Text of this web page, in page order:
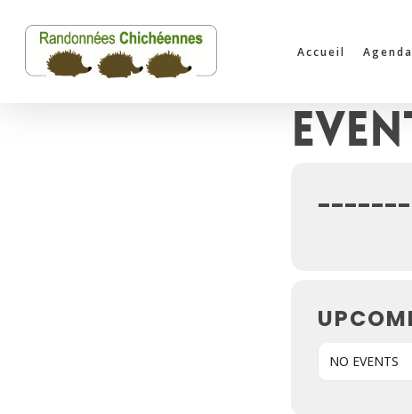
content
Accueil Agenda
NO EVENTS